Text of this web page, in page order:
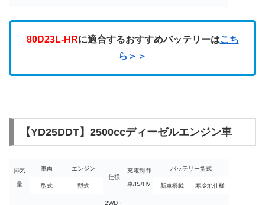
80D23L-HRに適合するおすすめバッテリーはこち
ら＞＞
【YD25DDT】2500ccディーゼルエンジン車
排気
量
車両
エンジン
仕様
充電制御
車/IS/HV
バッテリー型式
型式 型式 新車搭載 寒冷地仕様
2WD・